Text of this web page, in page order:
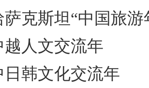
萨克斯坦“中国旅游
越人文交流年
日韩文化交流年